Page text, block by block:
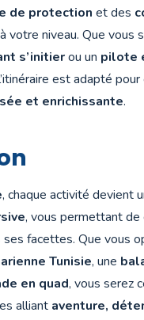
de protection et des
votre niveau. Que vous
s’initierou un pilote
est adapté
et enrichissante.
, chaque activité devient
, vous permettant de
facettes. Que vous
Tunisie, une
en quad, vous serez
alliant aventure,